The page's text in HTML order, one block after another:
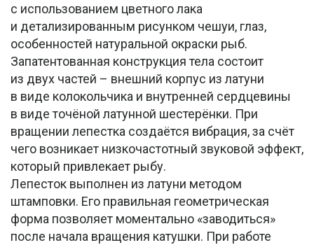
с использованием цветного лака
и детализированным рисунком чешуи, глаз,
особенностей натуральной окраски рыб.
Запатентованная конструкция тела состоит
из двух частей – внешний корпус из латуни
в виде колокольчика и внутренней сердцевины
в виде точёной латунной шестерёнки. При
вращении лепестка создаётся вибрация, за счёт
чего возникает низкочастотный звуковой эффект,
который привлекает рыбу.
Лепесток выполнен из латуни методом
штамповки. Его правильная геометрическая
форма позволяет моментально «заводиться»
после начала вращения катушки. При работе